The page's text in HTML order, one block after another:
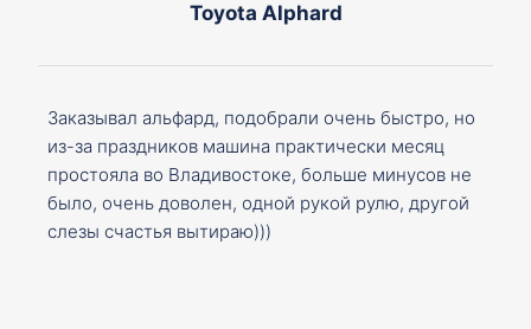
Toyota Alphard
Заказывал альфард, подобрали очень быстро, но
из-за праздников машина практически месяц
простояла во Владивостоке, больше минусов не
было, очень доволен, одной рукой рулю, другой
слезы счастья вытираю)))